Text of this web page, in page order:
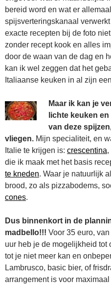
bereid word en wat er
spijsverteringskanaal
exacte recepten bij de foto
zonder recept kook en alles
door de waan van de dag en
kan ik wel zeggen dat het
Italiaanse keuken in al zijn
Maar ik kan je
lichte keuken
van deze
vliegen. Mijn specialiteit, en
Italie te krijgen is: crescentina,
die ik maak met het basis
te kneden. Waar je natuurlijk
brood, zo als pizzabodems,
cones.
Dus binnenkort in de
madbello!!! Voor 35 euro,
uur heb je de mogelijkheid tot
tot je niet meer kan en
Lambrusco, basic bier, of
arrangement is voor